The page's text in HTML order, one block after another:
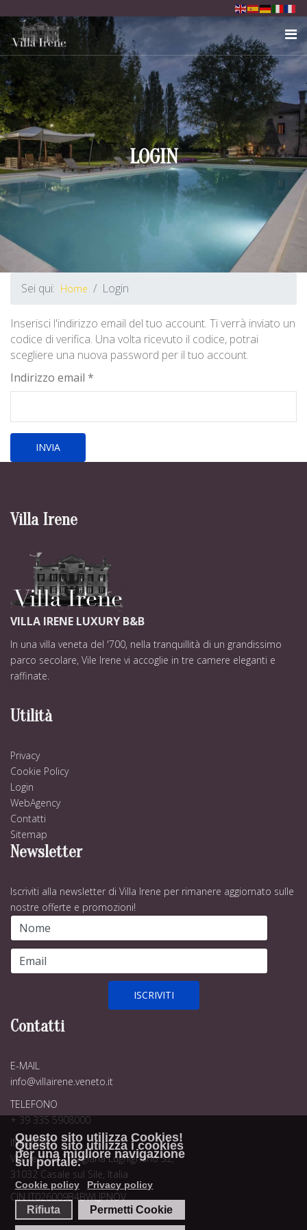
Questo sito utilizza Cookies!
Questo sito utilizza i cookies
per una migliore navigazione
sul portale.
Cookie policy Privacy policy
Rifiuta Permetti Cookie
LOGIN
Sei qui: Home Login
Inserisci l'indirizzo email del tuo account. Ti verrà inviato un
codice di verifica. Una volta ricevuto il codice, potrai
scegliere una nuova password per il tuo account.
Indirizzo email *
INVIA
Villa Irene
VILLA IRENE LUXURY B&B
In una villa veneta del '700, nella tranquillità di un grandissimo
parco secolare, Vile Irene vi accoglie in tre camere eleganti e
raffinate.
Utilità
Privacy
Cookie Policy
Login
WebAgency
Contatti
Sitemap
Newsletter
Iscriviti alla newsletter di Villa Irene per rimanere aggiornato sulle
nostre offerte e promozioni!
Contatti
E-MAIL
info@villairene.veneto.it
TELEFONO
+ 39 335 5908000
INDIRIZZO
Via Vecchia Trevigiana Lughignano 32,
31032 Casale sul Sile, Italia
CIN IT026009B4BWLJPNOV